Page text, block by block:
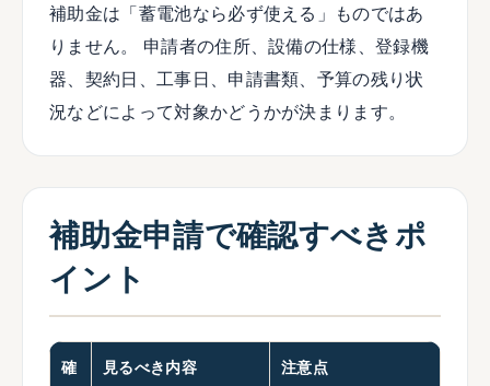
補助金は「蓄電池なら必ず使える」ものではあ
りません。 申請者の住所、設備の仕様、登録機
器、契約日、工事日、申請書類、予算の残り状
況などによって対象かどうかが決まります。
補助金申請で確認すべきポ
イント
確
見るべき内容 注意点